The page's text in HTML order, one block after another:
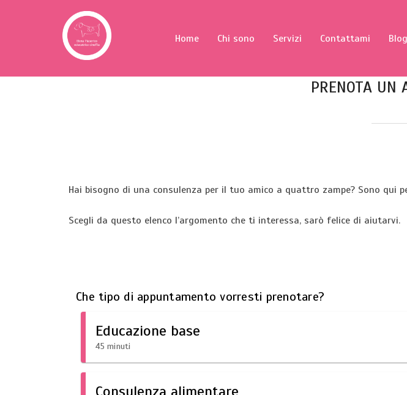
Home Chi sono Servizi Contattami Blog
PRENOTA UN
Hai bisogno di una consulenza per il tuo amico a quattro zampe? Sono qui
Scegli da questo elenco l’argomento che ti interessa, sarò felice di aiutarvi.